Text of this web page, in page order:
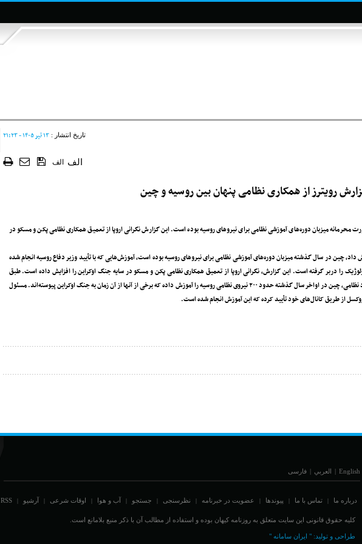
تاریخ انتشار :۱۳ تير ۱۴۰۵ - ۲۱:۲۳
الف الف
رویترز از همکاری‌ نظامی پنهان بین روسیه و چین
میزبان دوره‌های آموزشی نظامی برای نیروهای روسیه بوده است. این گزارش نگرانی اروپا از تعمیق همکاری نظامی پکن و مسکو در
داد، چین در سال گذشته میزبان دوره‌های آموزشی نظامی برای نیروهای روسیه بوده است، آموزش‌هایی که با تأیید وزیر دفاع روسیه انجام شده
را دربر گرفته است. این گزارش، نگرانی اروپا از تعمیق همکاری نظامی پکن و مسکو در سایه جنگ اوکراین را افزایش داده است. طبق
گزارش رویترز به نقل از آژانس‌های اطلاعاتی اروپا و اسناد نظامی، چین در اواخر سال گذشته حدود ۲۰۰ نیروی نظامی روسیه را آموزش داده که برخی از آنها از آن زمان به جنگ اوکراین پیوسته‌اند. مسئول
از طریق کانال‌های خود تأیید کرده که این آموزش انجام شده است.
English
| العربي | فارسی
درباره ما | تماس با ما | پیوندها | عضویت در خبرنامه | نظرسنجی | جستجو | آب و هوا | اوقات شرعی | آرشیو |
RSS
کلیه حقوق قانونی این سایت متعلق به روزنامه کیهان بوده و استفاده از مطالب آن با ذکر منبع بلامانع است.
طراحی و تولید: " ایران سامانه "